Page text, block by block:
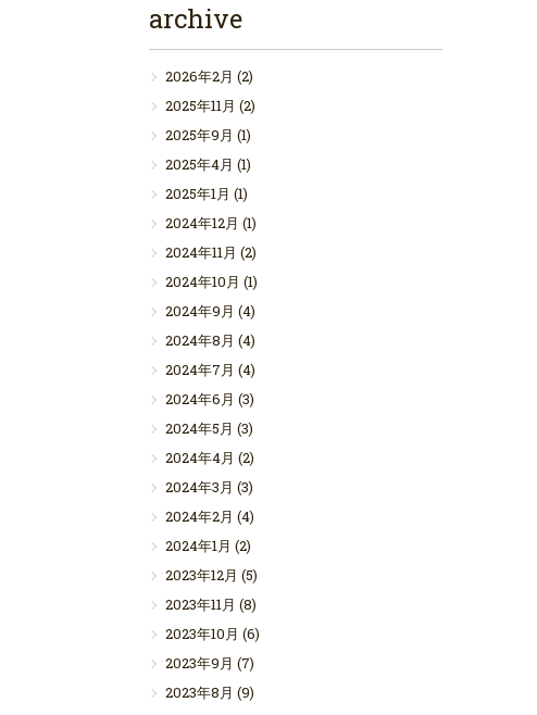
archive
2026年2月 (2)
2025年11月 (2)
2025年9月 (1)
2025年4月 (1)
2025年1月 (1)
2024年12月 (1)
2024年11月 (2)
2024年10月 (1)
2024年9月 (4)
2024年8月 (4)
2024年7月 (4)
2024年6月 (3)
2024年5月 (3)
2024年4月 (2)
2024年3月 (3)
2024年2月 (4)
2024年1月 (2)
2023年12月 (5)
2023年11月 (8)
2023年10月 (6)
2023年9月 (7)
2023年8月 (9)